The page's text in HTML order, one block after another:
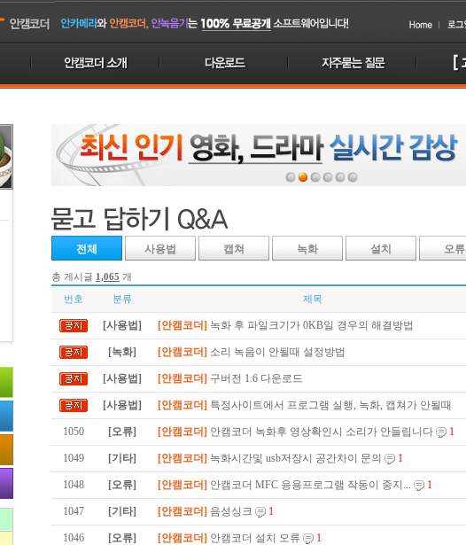
전체 사용법 캡쳐 녹화 설치 오류
총 게시글 1,065 개
번호 분류 제목
[사용법] [안캠코더] 녹화 후 파일크기가 0KB일 경우의 해결방법
[녹화] [안캠코더] 소리 녹음이 안될때 설정방법
[사용법] [안캠코더] 구버전 1.6 다운로드
[사용법] [안캠코더] 특정사이트에서 프로그램 실행, 녹화, 캡쳐가 안될때
1050 [오류] [안캠코더] 안캠코더 녹화후 영상확인시 소리가 안들립니다 1
1049 [기타] [안캠코더] 녹화시간및 usb저장시 공간차이 문의 1
1048 [오류] [안캠코더] 안캠코더 MFC 응용프로그램 작동이 중지... 1
1047 [기타] [안캠코더] 음성싱크 1
1046 [오류] [안캠코더] 안캠코더 설치 오류 1